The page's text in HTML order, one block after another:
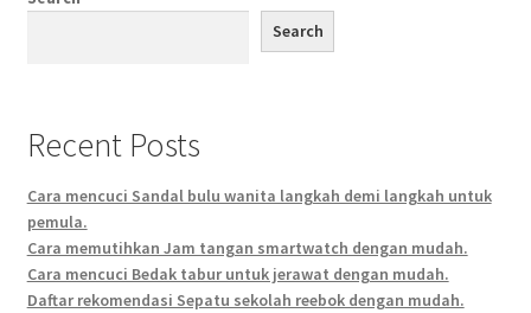
Search
Recent Posts
Cara mencuci Sandal bulu wanita langkah demi langkah untuk
pemula.
Cara memutihkan Jam tangan smartwatch dengan mudah.
Cara mencuci Bedak tabur untuk jerawat dengan mudah.
Daftar rekomendasi Sepatu sekolah reebok dengan mudah.